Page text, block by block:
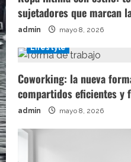
sujetadores que marcan
admin mayo 8, 2026
Lifestyle
Coworking: la nueva
compartidos eficientes y
admin mayo 8, 2026